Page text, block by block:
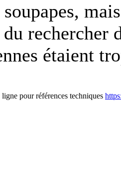
soupapes,
rechercher
étaient
pour références techniques